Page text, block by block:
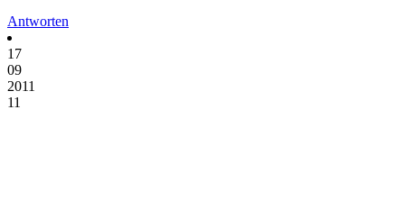
Antworten
17
09
2011
11